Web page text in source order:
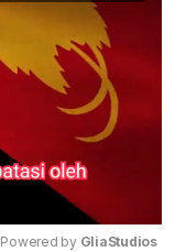
Powered by GliaStudios